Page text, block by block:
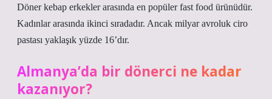
Döner kebap erkekler arasında en popüler fast food ürünüdür.
Kadınlar arasında ikinci sıradadır. Ancak milyar avroluk ciro
pastası yaklaşık yüzde 16’dır.
Almanya’da bir dönerci ne kadar
kazanıyor?